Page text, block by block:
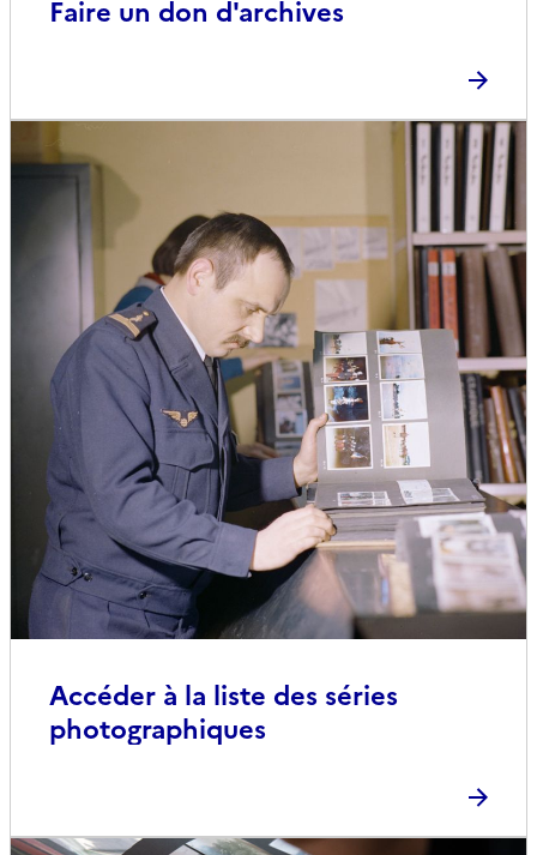
Faire un don d'archives
Accéder à la liste des séries
photographiques